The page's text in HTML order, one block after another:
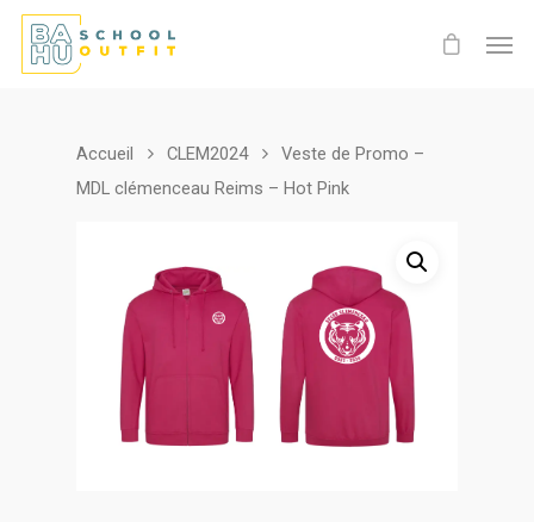
Accueil CLEM2024
Veste de Promo –
MDL clémenceau Reims – Hot Pink